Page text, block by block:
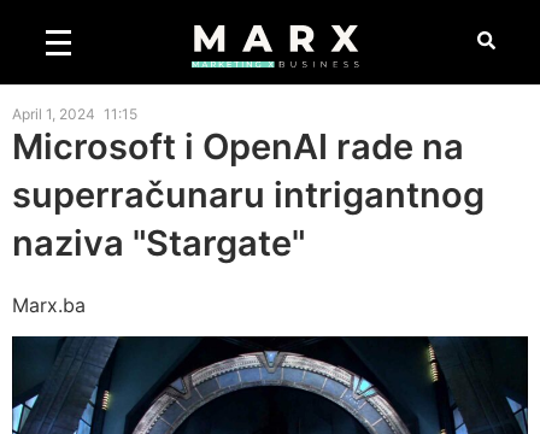
April 1, 2024 11:15
Microsoft i OpenAI rade na
superračunaru intrigantnog
naziva "Stargate"
Marx.ba